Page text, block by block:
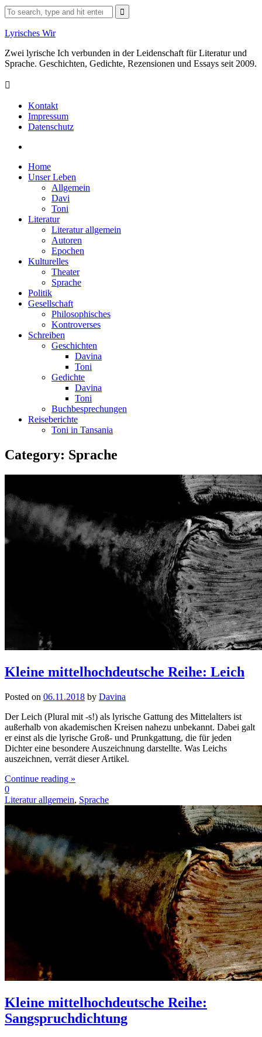
Skip
to
content
Search
for:
Lyrisches Wir
Zwei lyrische Ich verbunden in der Leidenschaft für Literatur und
Sprache. Geschichten, Gedichte, Rezensionen und Essays seit 2009.
Kontakt
Impressum
Datenschutz
Home
Unser Leben
Allgemein
Davi
Toni
Literatur
Literatur allgemein
Autoren
Epochen
Kulturelles
Theater
Sprache
Politik
Gesellschaft
Philosophisches
Kontroverses
Schreiben
Geschichten
Davina
Toni
Gedichte
Davina
Toni
Buchbesprechungen
Reiseberichte
Toni in Tansania
Category: Sprache
Kleine mittelhochdeutsche Reihe: Leich
Posted on 06.11.2018 by Davina
Der Leich (Plural mit -s!) als lyrische Gattung des Mittelalters ist
außerhalb von akademischen Kreisen nahezu unbekannt. Dabei galt
er einst als die lyrische Groß- und Prunkgattung, die für jeden
Dichter eine besondere Auszeichnung darstellte. Was Leichs
auszeichnen, verrät dieser Artikel.
Continue reading »
0
Literatur allgemein, Sprache
Kleine mittelhochdeutsche Reihe:
Sangspruchdichtung